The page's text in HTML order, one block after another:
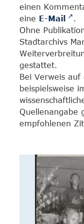
einen
eine E-Mail
.
Ohne
Stadtarchivs
gestattet.
Bei Verweis auf
beispielsweise
Quellenangabe
empfohlenen